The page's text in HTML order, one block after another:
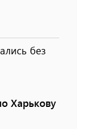
без
Харькову